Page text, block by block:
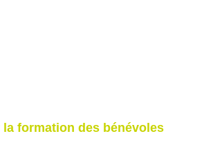
formation des bénévoles